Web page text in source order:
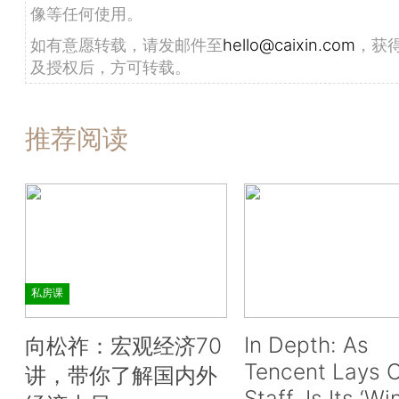
像等任何使用。
如有意愿转载，请发邮件至hello@caixin.com ，获
及授权后，方可转载。
推荐阅读
私房课
向松祚：宏观经济70
讲，带你了解国内外
In Depth: As
Tencent Lays